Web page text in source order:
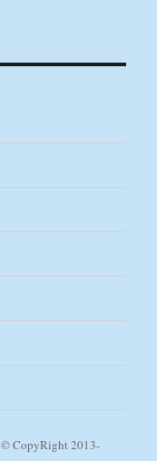
© CopyRight 2013-